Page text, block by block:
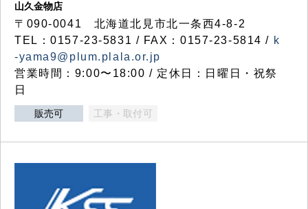
山久金物店
〒090-0041 北海道北見市北一条西4-8-2
TEL：0157-23-5831 / FAX：0157-23-5814 / k
-yama9@plum.plala.or.jp
営業時間：9:00〜18:00 / 定休日：日曜日・祝祭
日
販売可 工事・取付可